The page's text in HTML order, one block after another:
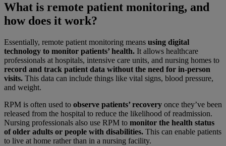
What is remote patient monitoring, and
how does it work?
Essentially, remote patient monitoring means using digital
technology to monitor patients’ health. It allows healthcare
professionals at hospitals, intensive care units, and nursing homes to
record and track patient data without the need for in-person
visits. This data can include things like vital signs, blood pressure,
and weight.
RPM is often used to observe patients’ recovery once they’ve been
released from the hospital to reduce the likelihood of readmission.
Nursing professionals also use RPM to monitor the health status
of older adults or people with disabilities. This can enable patients
to live at home rather than in a nursing facility.